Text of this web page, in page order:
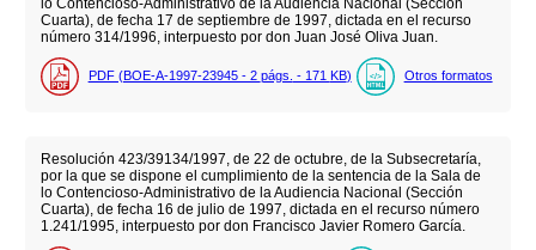
lo Contencioso-Administrativo de la Audiencia Nacional (Sección
Cuarta), de fecha 17 de septiembre de 1997, dictada en el recurso
número 314/1996, interpuesto por don Juan José Oliva Juan.
PDF (BOE-A-1997-23945 - 2 págs. - 171 KB) Otros formatos
Resolución 423/39134/1997, de 22 de octubre, de la Subsecretaría,
por la que se dispone el cumplimiento de la sentencia de la Sala de
lo Contencioso-Administrativo de la Audiencia Nacional (Sección
Cuarta), de fecha 16 de julio de 1997, dictada en el recurso número
1.241/1995, interpuesto por don Francisco Javier Romero García.